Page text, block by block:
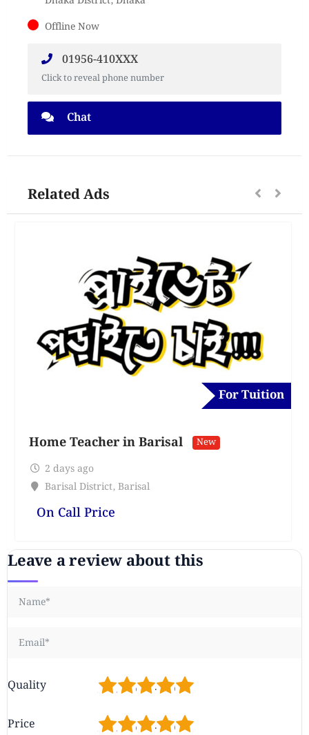
Offline Now
01956-410XXX
Click to reveal phone number
Chat
Related Ads
For Tuition
Home Teacher in Barisal New
2 days ago
Barisal District, Barisal
On Call Price
Leave a review about this
Quality 5
4
3
2
Price 5
4
3
2